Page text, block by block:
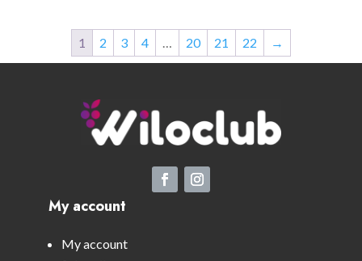
1 2 3 4 … 20 21 22 →
My account
My account